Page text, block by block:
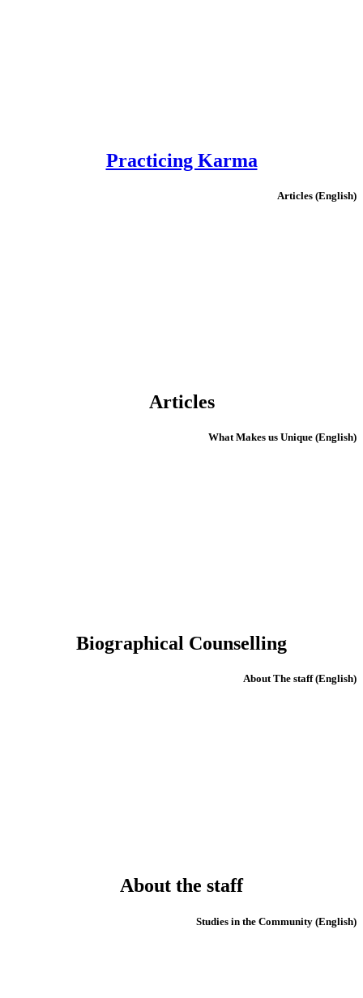
Practicing Karma
(English) Articles
Articles
(English) What Makes us Unique
Biographical Counselling
(English) About The staff
About the staff
(English) Studies in the Community